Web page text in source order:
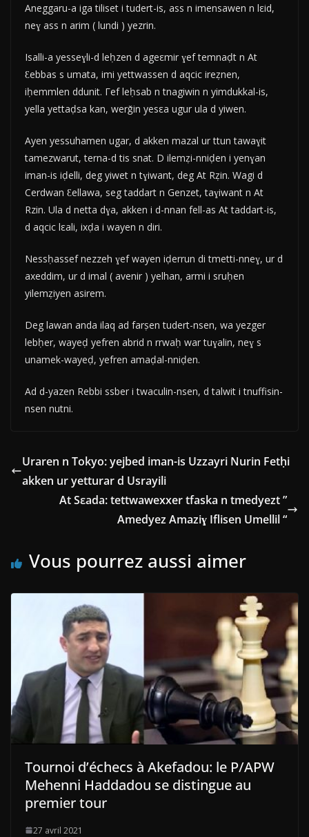
Aneggaru-a iga tiliset i tudert-is, ass n imensawen n lεid,
neɣ ass n arim ( lundi ) yezrin.
Isalli-a yesseɣli-d leḥzen d ageεmir ɣef temnaḍt n At
Ɛebbas s umata, imi yettwassen d aqcic ireẓnen,
iḥemmlen ddunit. Γef leḥsab n tnagiwin n yimdukkal-is,
yella yettaḍsa kan, werǧin yesεa ugur ula d yiwen.
Ayen yessuhamen ugar, d akken mazal ur ttun tawaɣit
tamezwarut, terna-d tis snat. D ilemẓi-nniḍen i yenɣan
iman-is iḍelli, deg yiwet n tɣiwant, deg At Rẓin. Wagi d
Cerdwan Ɛellawa, seg taddart n Genzet, taɣiwant n At
Rzin. Ula d netta dɣa, akken i d-nnan fell-as At taddart-is,
d aqcic lεali, ixḍa i wayen n diri.
Nessḥassef nezzeh ɣef wayen iḍerrun di tmetti-nneɣ, ur d
axeddim, ur d imal ( avenir ) yelhan, armi i sruḥen
yilemẓiyen asirem.
Deg lawan anda ilaq ad farṣen tudert-nsen, wa yezger
lebḥer, wayeḍ yefren abrid n rrwaḥ war tuɣalin, neɣ s
unamek-wayeḍ, yefren amaḍal-nniḍen.
Ad d-yazen Rebbi ssber i twaculin-nsen, d talwit i tnuffisin-
nsen nutni.
Uraren n Tokyo: yejbed iman-is Uzzayri Nurin Fetḥi
akken ur yetturar d Usrayili
At Sεada: tettwawexxer tfaska n tmedyezt ”
Amedyez Amaziɣ Iflisen Umellil “
Vous pourrez aussi aimer
Tournoi d’échecs à Akefadou: le P/APW
Mehenni Haddadou se distingue au
premier tour
27 avril 2021